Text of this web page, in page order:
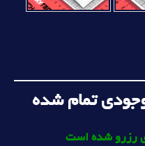
تمام شده
رزرو شده است